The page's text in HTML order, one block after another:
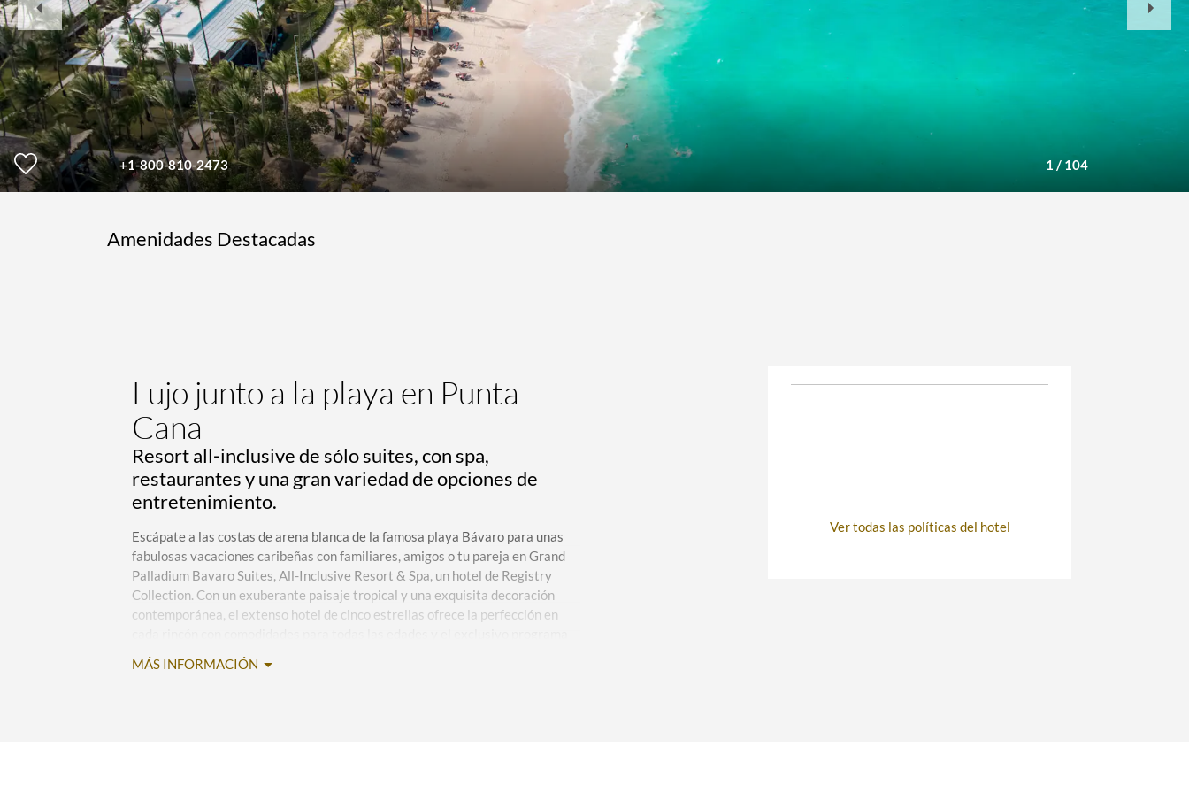
1 / 104
Slide
Slide
+1-800-810-2473
Amenidades Destacadas
Ver todas las políticas del hotel
Lujo junto a la playa en Punta
Cana
Resort all-inclusive de sólo suites, con spa,
restaurantes y una gran variedad de opciones de
entretenimiento.
Escápate a las costas de arena blanca de la famosa playa Bávaro para unas
fabulosas vacaciones caribeñas con familiares, amigos o tu pareja en Grand
Palladium Bavaro Suites, All-Inclusive Resort & Spa, un hotel de Registry
Collection. Con un exuberante paisaje tropical y una exquisita decoración
contemporánea, el extenso hotel de cinco estrellas ofrece la perfección en
Infinite Indulgence® que supera el servicio con todo incluido. Estarás a 23
kilómetros del Aeropuerto Internacional de Punta Cana (PUJ), al que puedes
MÁS INFORMACIÓN